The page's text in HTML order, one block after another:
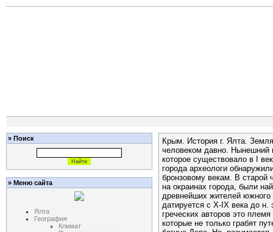
» Поиск
» Меню сайта
Ялта
География
Климат
Крым. История г. Ялта.
человеком давно. Нынешний
которое существовало в I
города археологи
бронзовому векам. В старой
на окраинах города, были
древнейших жителей
датируется с X-IX века до
греческих авторов это
которые не только грабят